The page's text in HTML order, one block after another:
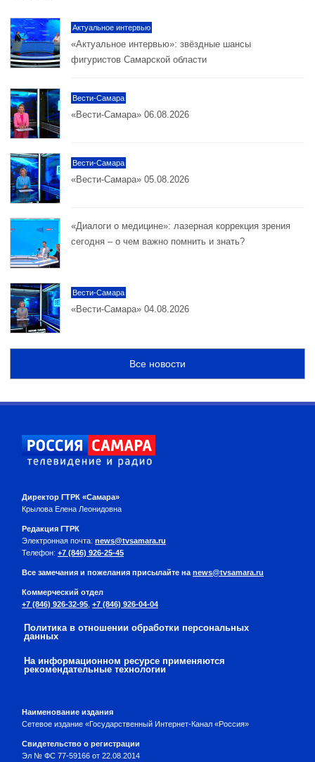
Актуальное интервью
«Актуальное интервью»: звёздные шансы
фигуристов Самарской области
Вести-Самара
«Вести-Самара» 06.08.2026
Вести-Самара
«Вести-Самара» 05.08.2026
«Диалоги о медицине»: лазерная коррекция зрения
сегодня – о чем важно помнить и знать?
Вести-Самара
«Вести-Самара» 04.08.2026
Все новости
Директор ГТРК «Самара»
Крылова Елена Леонидовна
Редакция ГТРК
Электронная почта: news@tvsamara.ru
Телефон: +7 (846) 926-25-45
Все замечания и пожелания присылайте на news@tvsamara.ru
Коммерческий отдел
+7 (846) 926-32-95 +7 (846) 926-04-04
Политика в отношении обработки персональных
данных
На информационном ресурсе применяются
рекомендательные технологии
Наименование издания
Сетевое издание «Государственный Интернет-Канал «Россия»
Свидетельство о регистрации
Эл № ФС 77-59166 от 22.08.2014